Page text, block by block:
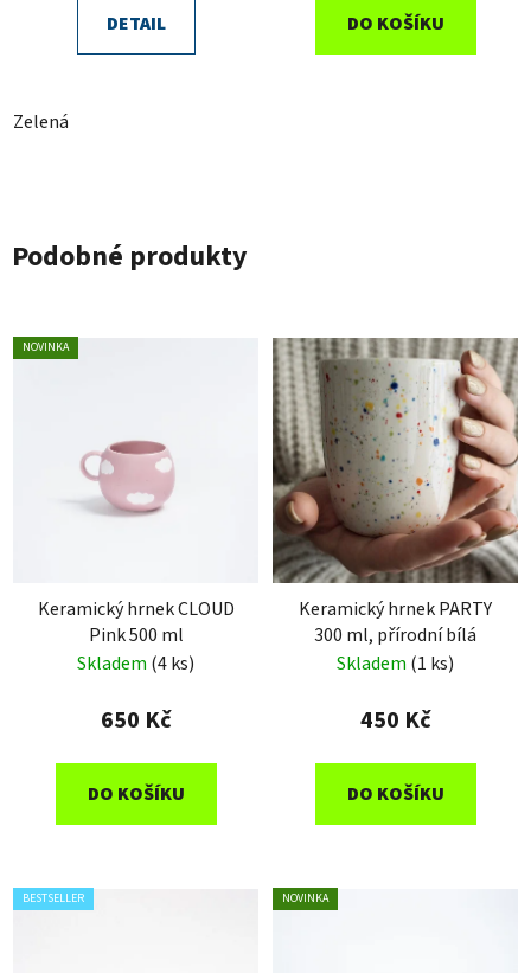
DETAIL
Zelená
DO KOŠÍKU
Podobné produkty
NOVINKA
Keramický hrnek CLOUD
Pink 500 ml
Skladem (4 ks)
650 Kč
DO KOŠÍKU
Keramický hrnek PARTY
300 ml, přírodní bílá
Skladem (1 ks)
450 Kč
DO KOŠÍKU
BESTSELLER NOVINKA